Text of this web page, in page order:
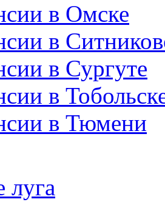
в Омске
в
в Сургуте
в
в Тюмени
луга